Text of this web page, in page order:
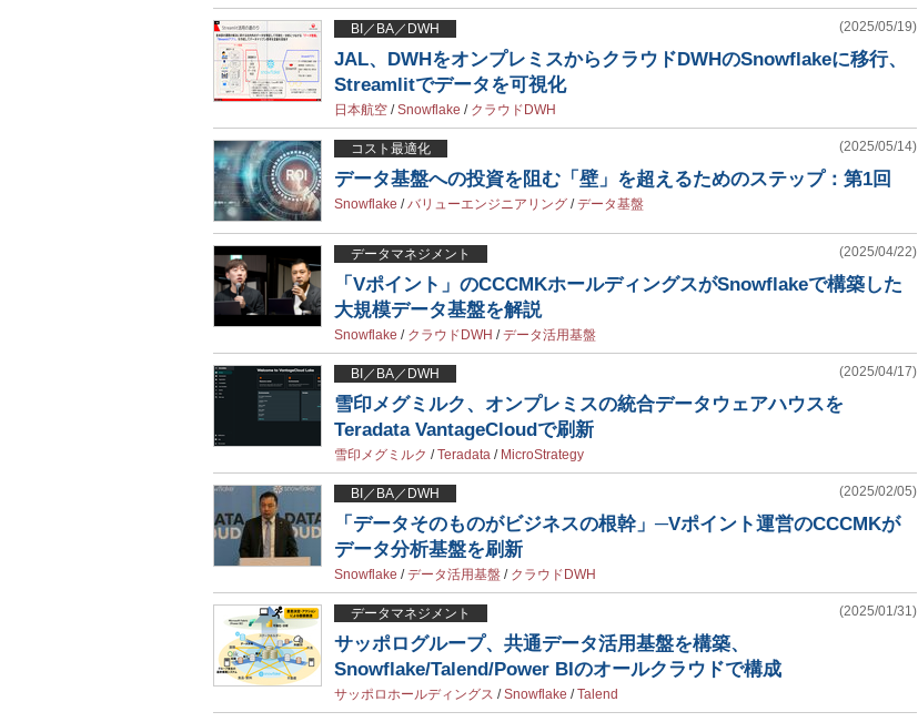
BI／BA／DWH (2025/05/19)
JAL、DWHをオンプレミスからクラウドDWHのSnowflakeに移行、
Streamlitでデータを可視化
日本航空 /Snowflake / クラウドDWH
コスト最適化 (2025/05/14)
データ基盤への投資を阻む「壁」を超えるためのステップ：第1回
Snowflake /バリューエンジニアリング /データ基盤
データマネジメント (2025/04/22)
「Vポイント」のCCCMKホールディングスがSnowflakeで構築した
大規模データ基盤を解説
Snowflake / クラウドDWH /データ活用基盤
BI／BA／DWH (2025/04/17)
雪印メグミルク、オンプレミスの統合データウェアハウスを
Teradata VantageCloudで刷新
雪印メグミルク /Teradata / MicroStrategy
BI／BA／DWH (2025/02/05)
「データそのものがビジネスの根幹」─Vポイント運営のCCCMKが
データ分析基盤を刷新
Snowflake /データ活用基盤 / クラウドDWH
データマネジメント (2025/01/31)
サッポログループ、共通データ活用基盤を構築、
Snowflake/Talend/Power BIのオールクラウドで構成
サッポロホールディングス /Snowflake /Talend